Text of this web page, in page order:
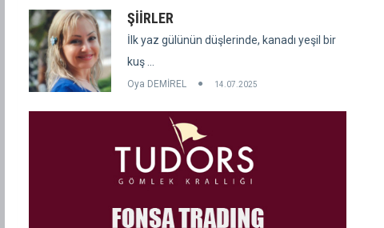
ŞİİRLER
İlk yaz gülünün düşlerinde, kanadı yeşil bir
kuş ...
Oya DEMİREL 14.07.2025